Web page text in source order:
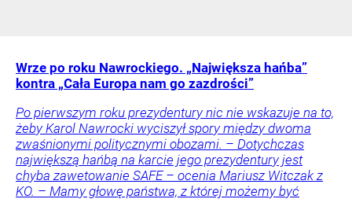
Wrze po roku Nawrockiego. „Największa hańba”
kontra „Cała Europa nam go zazdrości”
Po pierwszym roku prezydentury nic nie wskazuje na to,
żeby Karol Nawrocki wyciszył spory między dwoma
zwaśnionymi politycznymi obozami. – Dotychczas
największą hańbą na karcie jego prezydentury jest
chyba zawetowanie SAFE – ocenia Mariusz Witczak z
KO. – Mamy głowę państwa, z której możemy być